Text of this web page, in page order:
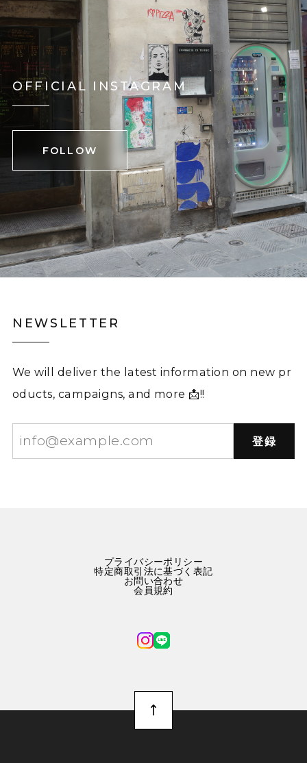
OFFICIAL INSTAGRAM
FOLLOW
NEWSLETTER
We will deliver the latest information on new pr
oducts, campaigns, and more 📩!!
登録
プライバシーポリシー
特定商取引法に基づく表記
お問い合わせ
会員規約